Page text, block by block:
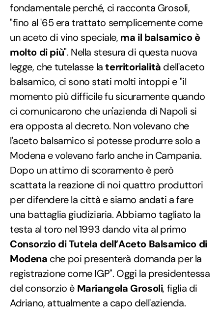
fondamentale perché, ci racconta Grosoli,
"fino al '65 era trattato semplicemente come
un aceto di vino speciale, ma il balsamico è
molto di più". Nella stesura di questa nuova
legge, che tutelasse laterritorialità dell'aceto
balsamico, ci sono stati molti intoppi e "il
momento più difficile fu sicuramente quando
ci comunicarono che un'azienda di Napoli si
era opposta al decreto. Non volevano che
l'aceto balsamico si potesse produrre solo a
Modena e volevano farlo anche in Campania.
Dopo un attimo di scoramento è però
scattata la reazione di noi quattro produttori
per difendere la città e siamo andati a fare
una battaglia giudiziaria. Abbiamo tagliato la
testa al toro nel 1993 dando vita al primo
Consorzio di Tutela dell’Aceto Balsamico di
Modena che poi presenterà domanda per la
registrazione come IGP". Oggi la presidentessa
del consorzio è Mariangela Grosoli, figlia di
Adriano, attualmente a capo dell'azienda.